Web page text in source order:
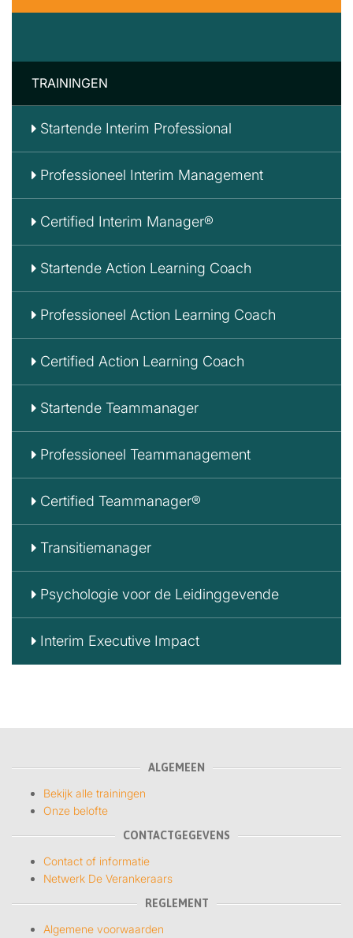
TRAININGEN
Startende Interim Professional
Professioneel Interim Management
Certified Interim Manager®
Startende Action Learning Coach
Professioneel Action Learning Coach
Certified Action Learning Coach
Startende Teammanager
Professioneel Teammanagement
Certified Teammanager®
Transitiemanager
Psychologie voor de Leidinggevende
Interim Executive Impact
ALGEMEEN
Bekijk alle trainingen
Onze belofte
CONTACTGEGEVENS
Contact of informatie
Netwerk De Verankeraars
REGLEMENT
Algemene voorwaarden